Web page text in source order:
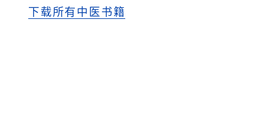
下载所有中医书籍